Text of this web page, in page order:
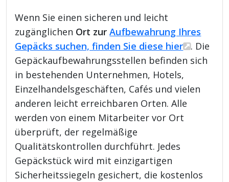
Wenn Sie einen sicheren und leicht
zugänglichen Ort zurAufbewahrung Ihres
Gepäcks suchen, finden Sie diese hier
. Die
Gepäckaufbewahrungsstellen befinden sich
in bestehenden Unternehmen, Hotels,
Einzelhandelsgeschäften, Cafés und vielen
anderen leicht erreichbaren Orten. Alle
werden von einem Mitarbeiter vor Ort
überprüft, der regelmäßige
Qualitätskontrollen durchführt. Jedes
Gepäckstück wird mit einzigartigen
Sicherheitssiegeln gesichert, die kostenlos